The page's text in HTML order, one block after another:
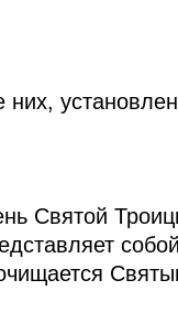
Святой